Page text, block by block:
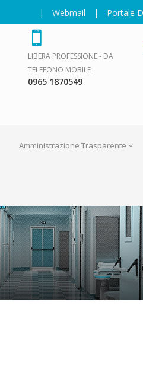
| Webmail | Portale
LIBERA PROFESSIONE - DA
TELEFONO MOBILE
0965 1870549
Amministrazione Trasparente